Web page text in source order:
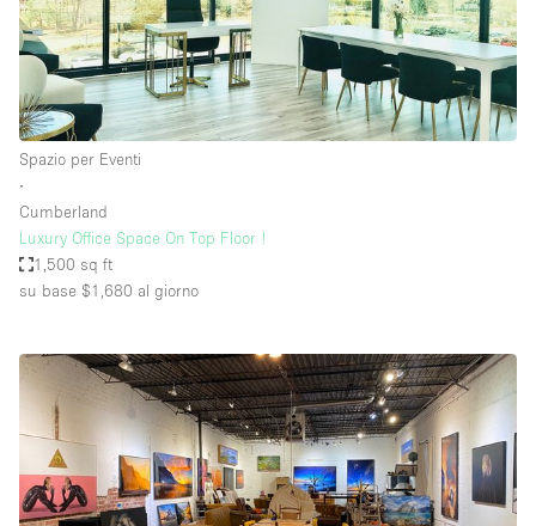
Spazio per Eventi
∙
Cumberland
Luxury Office Space On Top Floor !
1,500 sq ft
su base $1,680 al giorno